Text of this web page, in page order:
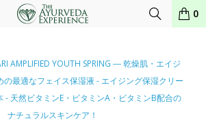
0
AMPLIFIED YOUTH SPRING ― 乾燥肌・エイジ
の最適なフェイス保湿液 - エイジング保湿クリー
- 天然ビタミンE・ビタミンA・ビタミンB配合の
ナチュラルスキンケア！